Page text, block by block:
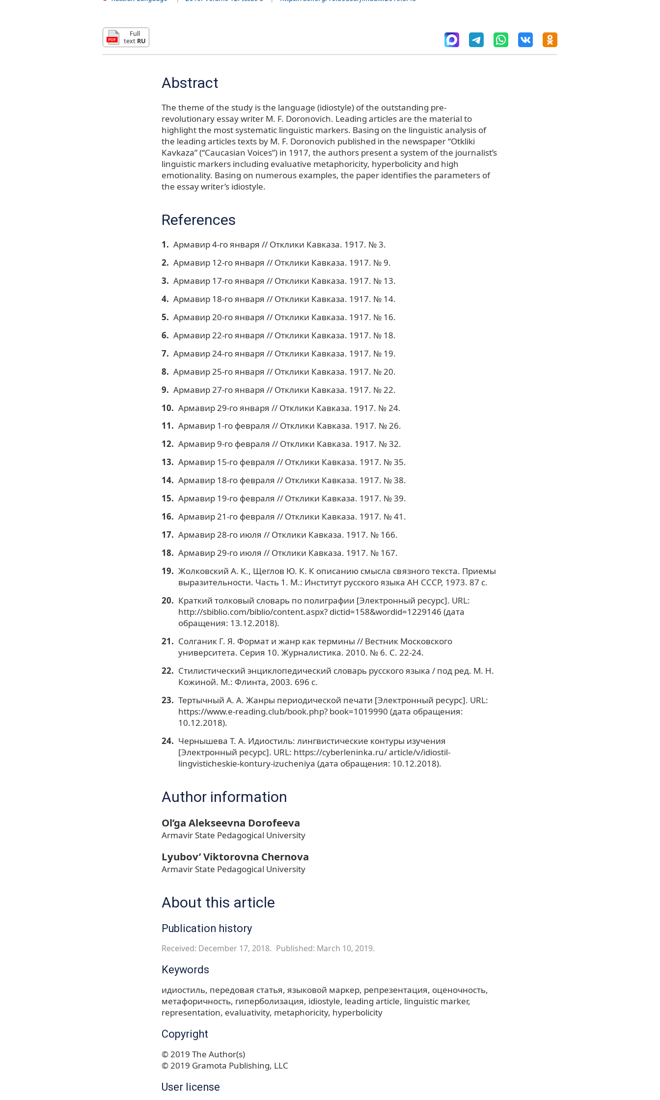
Full
text RU
Abstract
The theme of the study is the language (idiostyle) of the outstanding pre-
revolutionary essay writer M. F. Doronovich. Leading articles are the material to
highlight the most systematic linguistic markers. Basing on the linguistic analysis of
the leading articles texts by M. F. Doronovich published in the newspaper “Otkliki
Kavkaza” (“Caucasian Voices”) in 1917, the authors present a system of the journalist’s
linguistic markers including evaluative metaphoricity, hyperbolicity and high
emotionality. Basing on numerous examples, the paper identifies the parameters of
the essay writer’s idiostyle.
References
Армавир 4-го января // Отклики Кавказа. 1917. № 3.
Армавир 12-го января // Отклики Кавказа. 1917. № 9.
Армавир 17-го января // Отклики Кавказа. 1917. № 13.
Армавир 18-го января // Отклики Кавказа. 1917. № 14.
Армавир 20-го января // Отклики Кавказа. 1917. № 16.
Армавир 22-го января // Отклики Кавказа. 1917. № 18.
Армавир 24-го января // Отклики Кавказа. 1917. № 19.
Армавир 25-го января // Отклики Кавказа. 1917. № 20.
Армавир 27-го января // Отклики Кавказа. 1917. № 22.
Армавир 29-го января // Отклики Кавказа. 1917. № 24.
Армавир 1-го февраля // Отклики Кавказа. 1917. № 26.
Армавир 9-го февраля // Отклики Кавказа. 1917. № 32.
Армавир 15-го февраля // Отклики Кавказа. 1917. № 35.
Армавир 18-го февраля // Отклики Кавказа. 1917. № 38.
Армавир 19-го февраля // Отклики Кавказа. 1917. № 39.
Армавир 21-го февраля // Отклики Кавказа. 1917. № 41.
Армавир 28-го июля // Отклики Кавказа. 1917. № 166.
Армавир 29-го июля // Отклики Кавказа. 1917. № 167.
Жолковский А. К., Щеглов Ю. К. К описанию смысла связного текста. Приемы
выразительности. Часть 1. М.: Институт русского языка АН СССР, 1973. 87 с.
Краткий толковый словарь по полиграфии [Электронный ресурс]. URL:
http://sbiblio.com/biblio/content.aspx? dictid=158&wordid=1229146 (дата
обращения: 13.12.2018).
Солганик Г. Я. Формат и жанр как термины // Вестник Московского
университета. Серия 10. Журналистика. 2010. № 6. С. 22-24.
Стилистический энциклопедический словарь русского языка / под ред. М. Н.
Кожиной. М.: Флинта, 2003. 696 с.
Тертычный А. А. Жанры периодической печати [Электронный ресурс]. URL:
https://www.e-reading.club/book.php? book=1019990 (дата обращения:
10.12.2018).
Чернышева Т. А. Идиостиль: лингвистические контуры изучения
[Электронный ресурс]. URL: https://cyberleninka.ru/ article/v/idiostil-
lingvisticheskie-kontury-izucheniya (дата обращения: 10.12.2018).
Author information
Ol’ga Alekseevna Dorofeeva
Armavir State Pedagogical University
Lyubov’ Viktorovna Chernova
Armavir State Pedagogical University
About this article
Publication history
Received: December 17, 2018. Published: March 10, 2019.
Keywords
идиостиль передовая статья языковой маркер репрезентация оценочность
метафоричность гиперболизация idiostyle leading article linguistic marker
representation evaluativity metaphoricity, hyperbolicity
Copyright
© 2019 The Author(s)
© 2019 Gramota Publishing, LLC
User license